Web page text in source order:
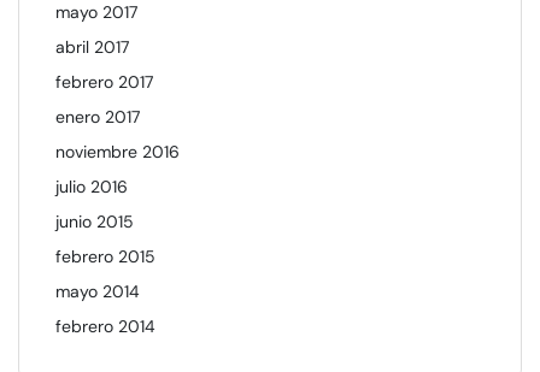
mayo 2017
abril 2017
febrero 2017
enero 2017
noviembre 2016
julio 2016
junio 2015
febrero 2015
mayo 2014
febrero 2014